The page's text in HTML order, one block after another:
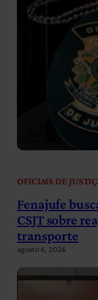
OFICIAIS DE
Fenajufe
CSJT sobre
transporte
agosto 6, 2026